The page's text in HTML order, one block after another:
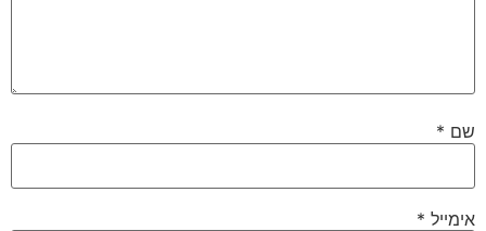
שם *
אימייל *